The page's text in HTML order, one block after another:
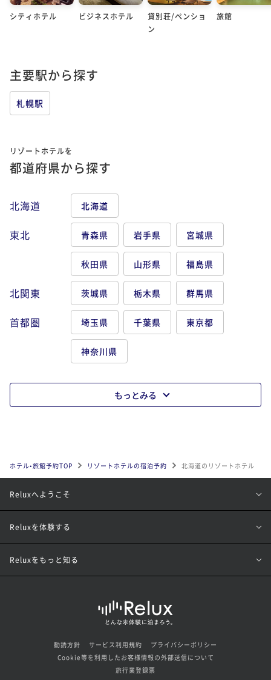
シティホテル ビジネスホテル
貸別荘/ペンショ
ン
旅館
主要駅から探す
札幌駅
リゾートホテルを
都道府県から探す
北海道 北海道
東北 青森県 岩手県 宮城県
秋田県 山形県 福島県
北関東 茨城県 栃木県 群馬県
首都圏 埼玉県 千葉県 東京都
神奈川県
もっとみる
ホテル•旅館予約TOP リゾートホテルの宿泊予約 北海道のリゾートホテル
Reluxへようこそ
Reluxを体験する
Reluxをもっと知る
勧誘方針 サービス利用規約
プライバシーポリシー
Cookie等を利用したお客様情報の外部送信について
旅行業登録票